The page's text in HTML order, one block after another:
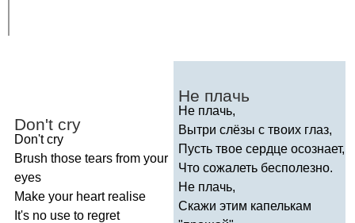
Don't cry
Don't cry
Brush those tears from your
eyes
Make your heart realise
It's no use to regret
Не плачь
Не плачь,
Вытри слёзы с твоих глаз,
Пусть твое сердце осознает,
Что сожалеть бесполезно.
Не плачь,
Скажи этим капелькам